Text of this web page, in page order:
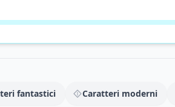
fantastici Caratteri moderni